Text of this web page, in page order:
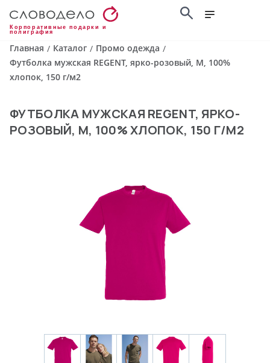
Корпоративные подарки и
полиграфия
Главная / Каталог / Промо одежда /
Футболка мужская REGENT, ярко-розовый, M, 100%
хлопок, 150 г/м2
ФУТБОЛКА МУЖСКАЯ REGENT, ЯРКО-
РОЗОВЫЙ, M, 100% ХЛОПОК, 150 Г/М2